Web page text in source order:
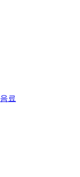
료